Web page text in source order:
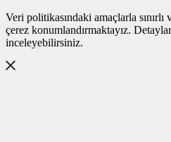
Veri politikasındaki amaçlarla
çerez konumlandırmaktayız.
inceleyebilirsiniz.